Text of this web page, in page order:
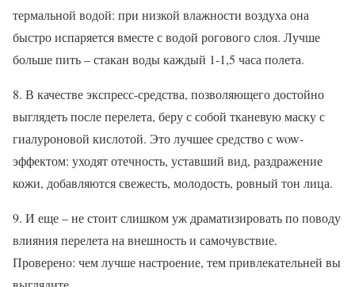
термальной водой: при низкой влажности воздуха она
быстро испаряется вместе с водой рогового слоя. Лучше
больше пить – стакан воды каждый 1-1,5 часа полета.
8. В качестве экспресс-средства, позволяющего достойно
выглядеть после перелета, беру с собой тканевую маску с
гиалуроновой кислотой. Это лучшее средство с wow-
эффектом: уходят отечность, уставший вид, раздражение
кожи, добавляются свежесть, молодость, ровный тон лица.
9. И еще – не стоит слишком уж драматизировать по поводу
влияния перелета на внешность и самочувствие.
Проверено: чем лучше настроение, тем привлекательней вы